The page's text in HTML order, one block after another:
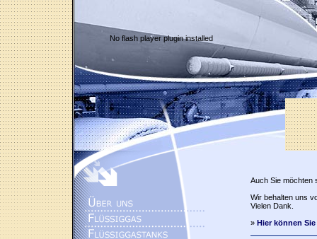
No flash player plugin installed
Auch Sie möchten
Wir behalten uns
Vielen Dank.
» Hier können